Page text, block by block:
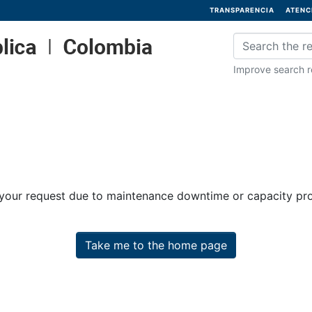
TRANSPARENCIA
Improve search
request due to maintenance downtime or capacity
Take me to the home page